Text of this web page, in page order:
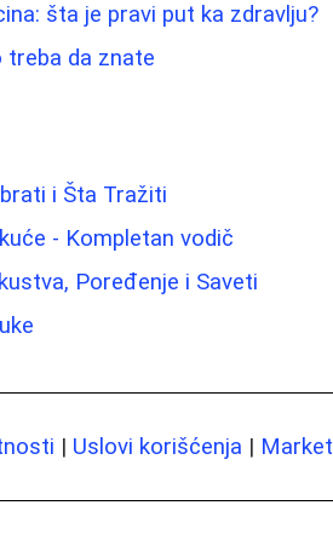
šta je pravi put ka zdravlju?
treba da znate
i Šta Tražiti
- Kompletan vodič
Poređenje i Saveti
| Uslovi korišćenja |